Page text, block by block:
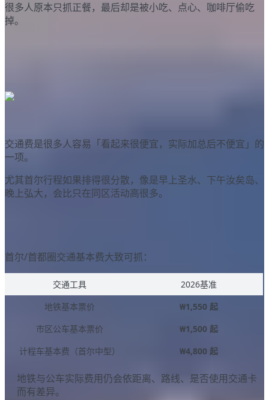
很多人原本只抓正餐，最后却是被小吃、点心、咖啡厅偷吃
掉。
交通费是很多人容易「看起来很便宜，实际加总后不便宜」的
一项。
尤其首尔行程如果排得很分散，像是早上圣水、下午汝矣岛、
晚上弘大，会比只在同区活动高很多。
首尔/首都圈交通基本费大致可抓：
交通工具
2026基准
地铁基本票价
₩1,550 起
市区公车基本票价
₩1,500 起
计程车基本费（首尔中型）
₩4,800 起
地铁与公车实际费用仍会依距离、路线、是否使用交通卡
而有差异。